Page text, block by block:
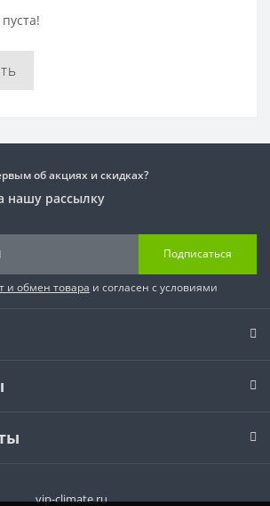
об акциях и скидках?
нашу рассылку
Подписаться
и обмен товара и согласен с условиями
vip-climate.ru